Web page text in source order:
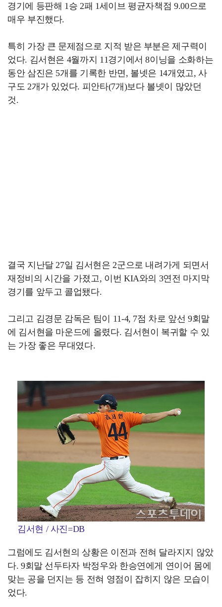
경기에 등판해 1승 2패 1세이브 평균자책점 9.00으로
매우 부진했다.
특히 가장 큰 문제점으로 지적 받은 부분은 제구력이
었다. 김서현은 4월까지 11경기에서 8이닝을 소화하는
동안 삼진은 5개를 기록한 반면, 볼넷은 14개였고, 사
구도 2개가 있었다. 피안타(7개)보다 볼넷이 많았던
것.
결국 지난달 27일 김서현은 2군으로 내려가게 되면서
재정비의 시간을 가졌고, 이번 KIA와의 3연전 마지막
경기를 앞두고 콜업됐다.
그리고 김경문 감독은 팀이 11-4, 7점 차로 앞선 9회말
에 김서현을 마운드에 올렸다. 김서현이 복귀할 수 있
는 가장 좋은 무대였다.
김서현 / 사진=DB
그럼에도 김서현의 상황은 이전과 전혀 달라지지 않았
다. 9회말 선두타자 박정우와 한승연에게 연이어 몸에
맞는 공을 던지는 등 전혀 영점이 잡히지 않은 모습이
었다.